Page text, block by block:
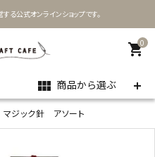
る公式オンラインショップです。
0
shopping_cart
view_module 商品から選ぶ
マジック針 アソート